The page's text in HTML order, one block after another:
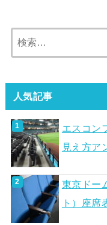
人気記事
エスコン
見え方ア
東京ドー
ト）座